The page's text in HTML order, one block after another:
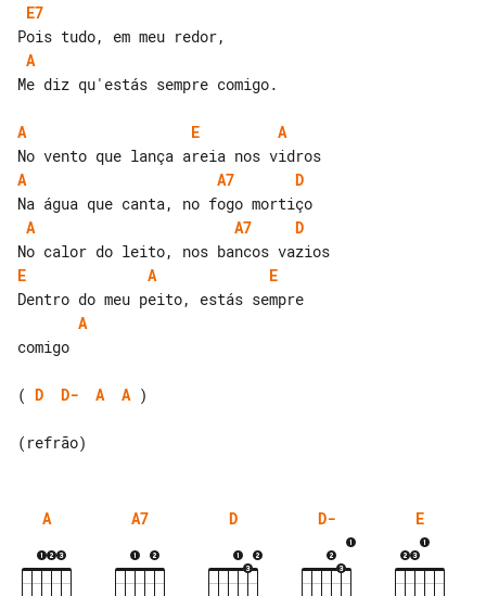
E7
A
Me diz qu'estás sempre comigo.
A E
A
A
A7
D
A
A7
D
E
A
E
A
comigo
( D D- A A )
A A7 D D- E